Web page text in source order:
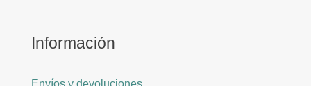
Información